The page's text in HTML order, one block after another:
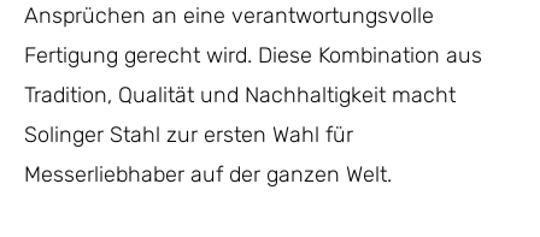
Ansprüchen an eine verantwortungsvolle
Fertigung gerecht wird. Diese Kombination aus
Tradition, Qualität und Nachhaltigkeit macht
Solinger Stahl zur ersten Wahl für
Messerliebhaber auf der ganzen Welt.